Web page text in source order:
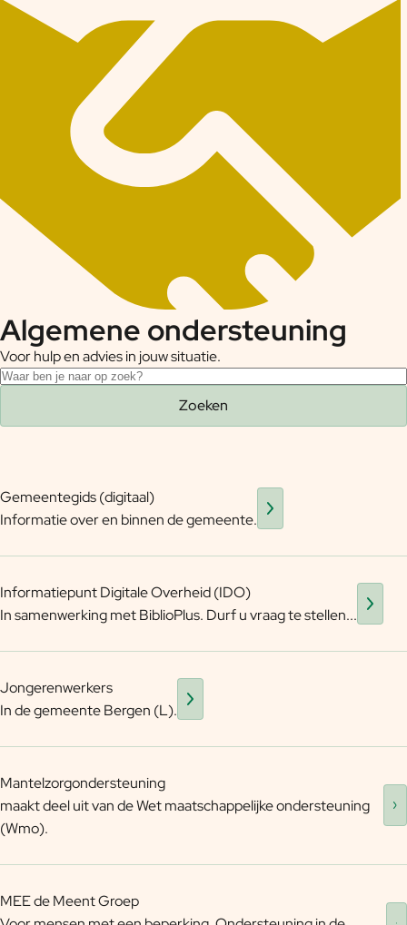
Algemene ondersteuning
Voor hulp en advies in jouw situatie.
Zoeken
Zoeken
Gemeentegids (digitaal)
Informatie over en binnen de gemeente.
Informatiepunt Digitale Overheid (IDO)
In samenwerking met BiblioPlus. Durf u vraag te stellen...
Jongerenwerkers
In de gemeente Bergen (L).
Mantelzorgondersteuning
maakt deel uit van de Wet maatschappelijke ondersteuning
(Wmo).
MEE de Meent Groep